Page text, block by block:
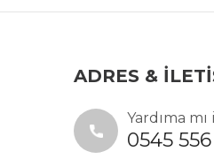
Özellikle Forelli erkek
ADRES &
Yardıma
0545 556